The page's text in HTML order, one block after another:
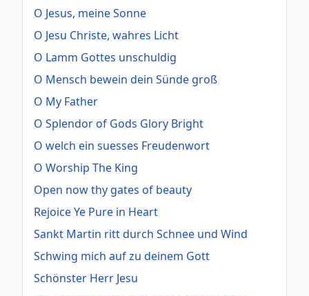
O Jesus, meine Sonne
O Jesu Christe, wahres Licht
O Lamm Gottes unschuldig
O Mensch bewein dein Sünde groß
O My Father
O Splendor of Gods Glory Bright
O welch ein suesses Freudenwort
O Worship The King
Open now thy gates of beauty
Rejoice Ye Pure in Heart
Sankt Martin ritt durch Schnee und Wind
Schwing mich auf zu deinem Gott
Schönster Herr Jesu